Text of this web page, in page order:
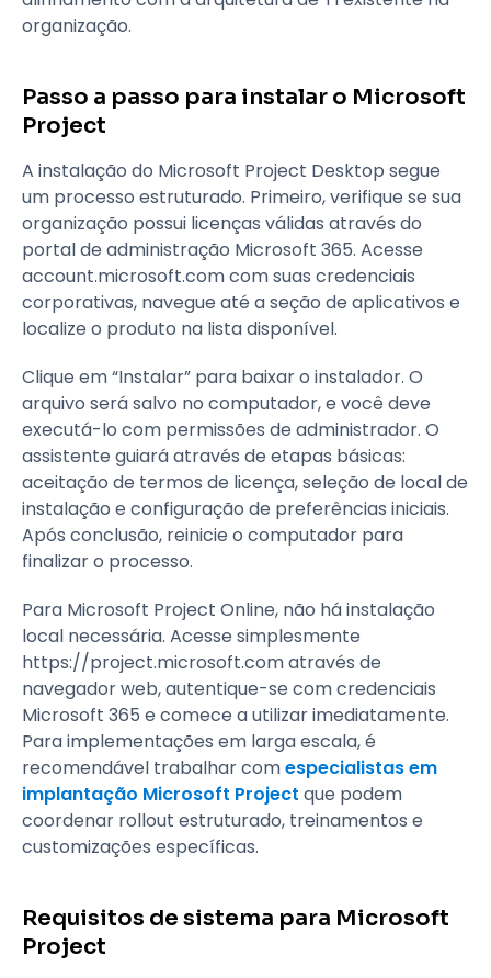
organização.
Passo a passo para instalar o Microsoft
Project
A instalação do Microsoft Project Desktop segue
um processo estruturado. Primeiro, verifique se sua
organização possui licenças válidas através do
portal de administração Microsoft 365. Acesse
account.microsoft.com com suas credenciais
corporativas, navegue até a seção de aplicativos e
localize o produto na lista disponível.
Clique em “Instalar” para baixar o instalador. O
arquivo será salvo no computador, e você deve
executá-lo com permissões de administrador. O
assistente guiará através de etapas básicas:
aceitação de termos de licença, seleção de local de
instalação e configuração de preferências iniciais.
Após conclusão, reinicie o computador para
finalizar o processo.
Para Microsoft Project Online, não há instalação
local necessária. Acesse simplesmente
https://project.microsoft.com através de
navegador web, autentique-se com credenciais
Microsoft 365 e comece a utilizar imediatamente.
Para implementações em larga escala, é
recomendável trabalhar comespecialistas em
implantação Microsoft Project que podem
coordenar rollout estruturado, treinamentos e
customizações específicas.
Requisitos de sistema para Microsoft
Project